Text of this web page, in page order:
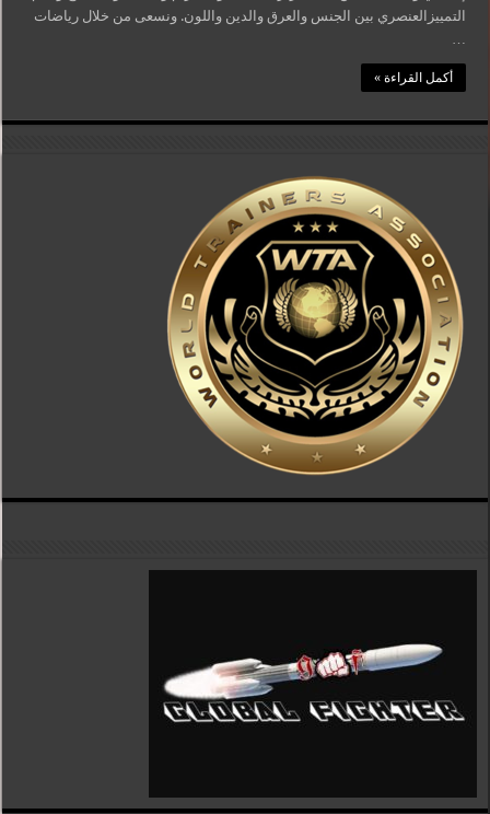
التمييزالعنصري بين الجنس والعرق والدين واللون. ونسعى من خلال رياضات
…
أكمل القراءة »